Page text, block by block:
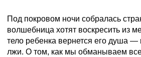
Под покровом ночи собралась
волшебница хотят воскресить из
тело ребенка вернется его душа
лжи. О том, как мы обманываем